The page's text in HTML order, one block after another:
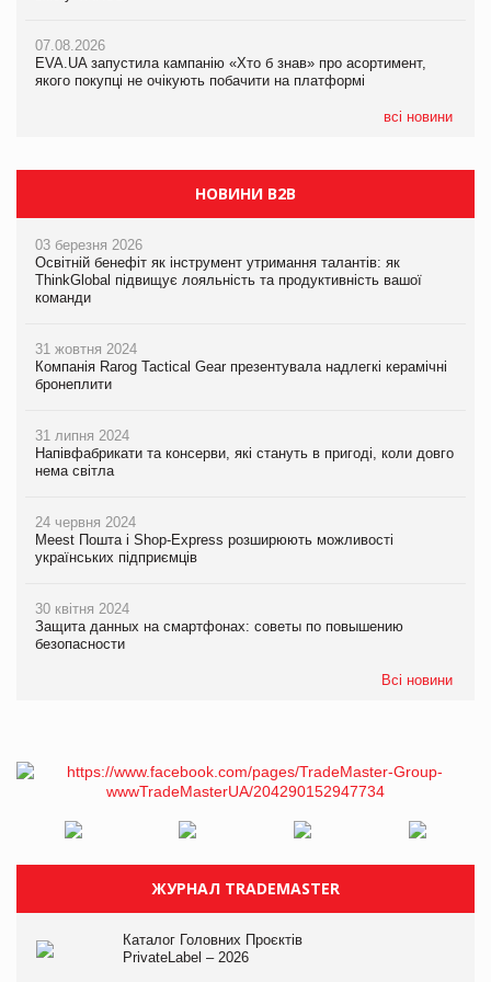
07.08.2026
EVA.UA запустила кампанію «Хто б знав» про асортимент,
якого покупці не очікують побачити на платформі
всі новини
07.08.2026
EVA.UA запустила кампанію «Хто б знав» про асортимент,
якого покупці не очікують побачити на платформі
НОВИНИ B2B
03 березня 2026
Освітній бенефіт як інструмент утримання талантів: як
ThinkGlobal підвищує лояльність та продуктивність вашої
команди
31 жовтня 2024
Компанія Rarog Tactical Gear презентувала надлегкі керамічні
бронеплити
31 липня 2024
Напівфабрикати та консерви, які стануть в пригоді, коли довго
нема світла
24 червня 2024
Meest Пошта і Shop-Express розширюють можливості
українських підприємців
30 квітня 2024
Защита данных на смартфонах: советы по повышению
безопасности
Всі новини
ЖУРНАЛ TRADEMASTER
Каталог Головних Проєктів
PrivateLabel – 2026